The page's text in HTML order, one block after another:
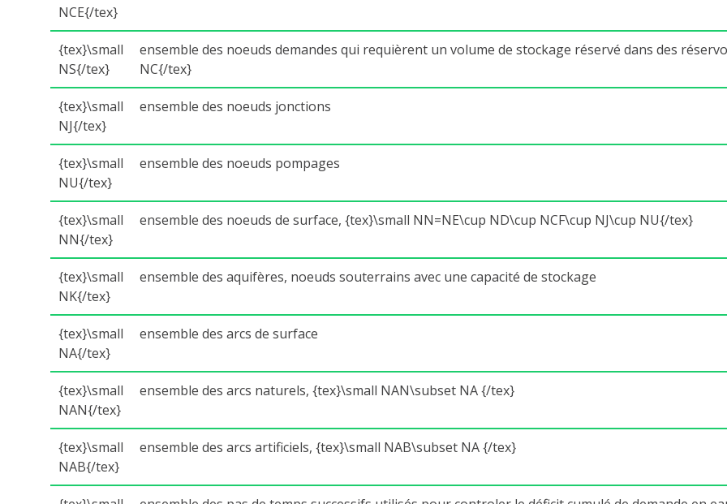
NCE{/tex}
{tex}\small
NS{/tex}
ensemble des noeuds demandes qui requièrent un volume de stockage réservé dans des
NC{/tex}
{tex}\small
NJ{/tex}
ensemble des noeuds jonctions
{tex}\small
NU{/tex}
ensemble des noeuds pompages
{tex}\small
NN{/tex}
ensemble des noeuds de surface, {tex}\small NN=NE\cup ND\cup NCF\cup NJ\cup NU{/tex}
{tex}\small
NK{/tex}
ensemble des aquifères, noeuds souterrains avec une capacité de stockage
{tex}\small
NA{/tex}
ensemble des arcs de surface
{tex}\small
NAN{/tex}
ensemble des arcs naturels, {tex}\small NAN\subset NA {/tex}
{tex}\small
NAB{/tex}
ensemble des arcs artificiels, {tex}\small NAB\subset NA {/tex}